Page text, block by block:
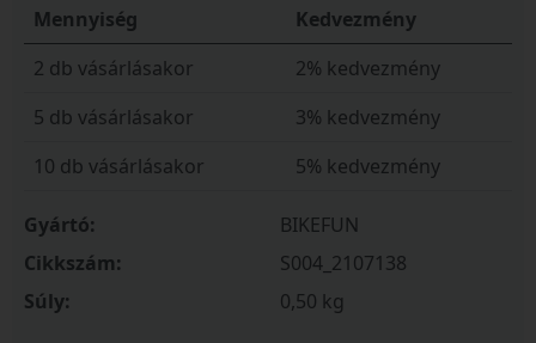
Mennyiség
Kedvezmény
2 db vásárlásakor
2% kedvezmény
5 db vásárlásakor
3% kedvezmény
10 db vásárlásakor
5% kedvezmény
Gyártó:
BIKEFUN
Cikkszám:
S004_2107138
Súly:
0,50 kg